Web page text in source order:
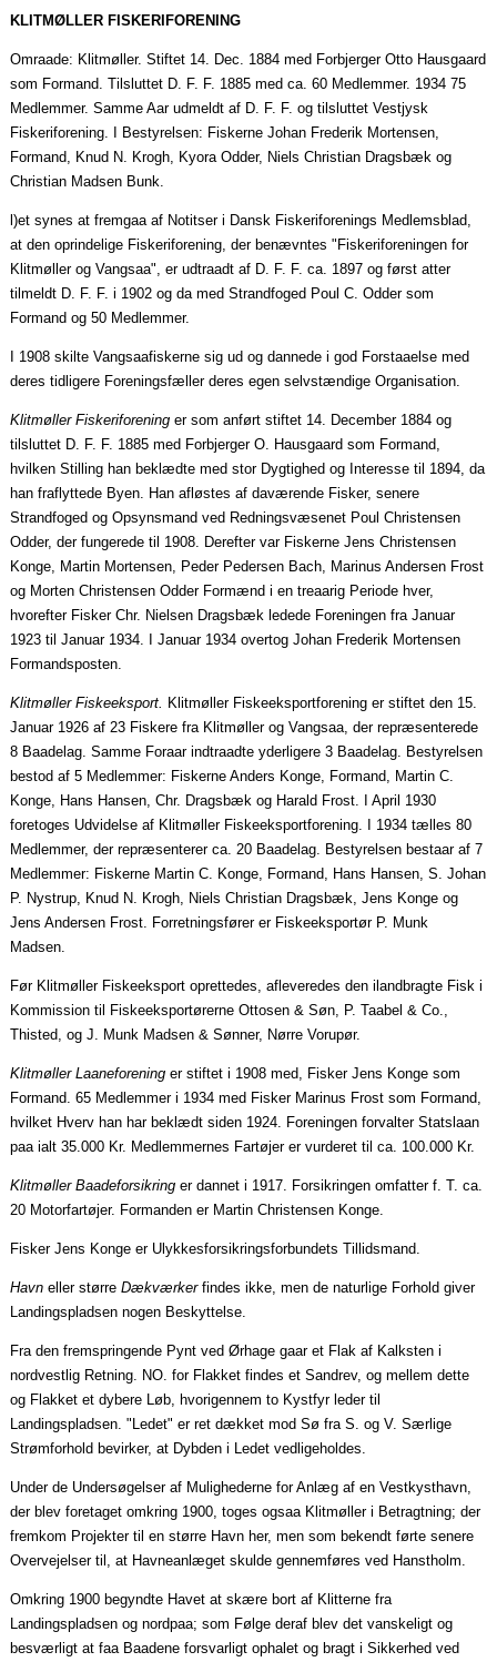
KLITMØLLER FISKERIFORENING
Omraade: Klitmøller. Stiftet 14. Dec. 1884 med ForbjergerOtto Hausgaard
som Formand. Tilsluttet D. F. F. 1885 med ca. 60 Medlemmer. 1934 75
Medlemmer. SammeAarudmeldt af D. F. F. og tilsluttet Vestjysk
Fiskeriforening. I Bestyrelsen: Fiskerne Johan Frederik Mortensen,
Formand, Knud N. Krogh, Kyora Odder, Niels Christian Dragsbæk og
Christian Madsen Bunk.
l)et synes atfremgaa af Notitser i Dansk Fiskeriforenings Medlemsblad,
at den oprindelige Fiskeriforening, der benævntes "Fiskeriforeningen for
Klitmøller ogVangsaa", erudtraadt af D. F. F. ca. 1897 og først atter
tilmeldt D. F. F. i 1902 og da med Strandfoged Poul C. Odder som
Formand og 50 Medlemmer.
I 1908 skilteVangsaafiskerne sig ud og dannede i god Forstaaelse med
deres tidligere Foreningsfæller deres egen selvstændige Organisation.
Klitmøller Fiskeriforeninger som anført stiftet 14. December1884 og
tilsluttet D. F. F. 1885 med ForbjergerO. Hausgaard som Formand,
hvilken Stilling han beklædte med stor Dygtighed og Interesse til 1894, da
han fraflyttede Byen. Han afløstes af daværende Fisker, senere
Strandfoged og Opsynsmand ved Redningsvæsenet Poul Christensen
Odder, der fungerede til 1908. Derefter var Fiskerne Jens Christensen
Konge, Martin Mortensen, Peder Pedersen Bach, Marinus Andersen Frost
og Morten Christensen Odder Formænd i entreaarig Periode hver,
hvorefter Fisker Chr. Nielsen Dragsbæk ledede Foreningen fraJanuar
1923 til Januar 1934. IJanuar1934 overtog Johan Frederik Mortensen
Formandsposten.
Klitmøller Fiskeeksport. Klitmøller Fiskeeksportforening er stiftet den 15.
Januar1926 af 23 Fiskere fra Klitmøller ogVangsaa , der repræsenterede
8 Baadelag. Samme Foraar indtraadte yderligere 3 Baadelag. Bestyrelsen
bestod af 5 Medlemmer: Fiskerne Anders Konge, Formand, Martin C.
Konge, Hans Hansen, Chr. Dragsbæk og Harald Frost. IApril 1930
foretoges Udvidelse af Klitmøller Fiskeeksportforening. I 1934 tælles 80
Medlemmer, der repræsenterer ca. 20 Baadelag. Bestyrelsenbestaaraf 7
Medlemmer: Fiskerne Martin C. Konge, Formand, Hans Hansen, S. Johan
P. Nystrup, Knud N. Krogh, Niels Christian Dragsbæk, Jens Konge og
Jens Andersen Frost. Forretningsfører er Fiskeeksportør P. Munk
Madsen.
Før Klitmøller Fiskeeksport oprettedes, afleveredes den ilandbragte Fisk i
Kommission til Fiskeeksportørerne Ottosen & Søn, P.Taabel & Co.,
Thisted, og J. Munk Madsen & Sønner, Nørre Vorupør.
KlitmøllerLaaneforening er stiftet i 1908 med, Fisker Jens Konge som
Formand. 65 Medlemmer i 1934 med Fisker Marinus Frost som Formand,
hvilket Hverv han har beklædt siden 1924. Foreningen forvalterStatslaan
paa ialt 35.000 Kr. Medlemmernes Fartøjer er vurderet til ca. 100.000 Kr.
Klitmøller Baadeforsikringer dannet i 1917. Forsikringen omfatter f. T. ca.
20 Motorfartøjer. Formanden er Martin Christensen Konge.
Fisker Jens Konge er Ulykkesforsikringsforbundets Tillidsmand.
Havneller størreDækværkerfindes ikke, men de naturlige Forhold giver
Landingspladsen nogen Beskyttelse.
Fra den fremspringende Pynt ved Ørhagegaaret Flak af Kalksten i
nordvestlig Retning. NO. for Flakket findes et Sandrev, og mellem dette
og Flakket et dybere Løb, hvorigennem to Kystfyr leder til
Landingspladsen. "Ledet" er ret dækket mod Sø fra S. og V. Særlige
Strømforhold bevirker, at Dybden i Ledet vedligeholdes.
Under de Undersøgelser af Mulighederne for Anlæg af en Vestkysthavn,
der blev foretaget omkring 1900, togesogsaa Klitmøller i Betragtning; der
fremkom Projekter til en større Havn her, men som bekendt førte senere
Overvejelser til, at Havneanlæget skulde gennemføres ved Hanstholm.
Omkring 1900 begyndte Havet at skære bort af Klitterne fra
Landingspladsen ognordpaa; som Følge deraf blev det vanskeligt og
besværligt atfaa Baadene forsvarligtophalet og bragt i Sikkerhed ved